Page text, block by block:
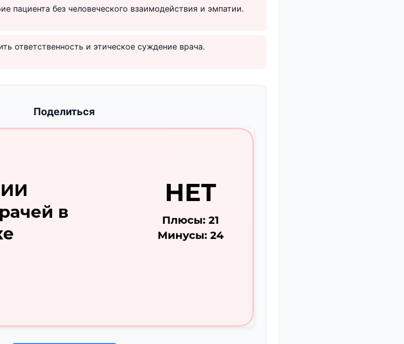
пациента без человеческого взаимодействия и эмпатии.
ответственность и этическое суждение врача.
Поделиться